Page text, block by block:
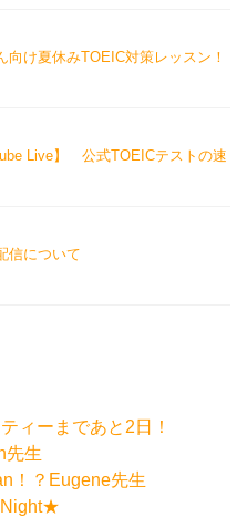
向け夏休みTOEIC対策レッスン！
Live】 公式TOEICテストの速
信について
ィーまであと2日！
先生
！？Eugene先生
Night★